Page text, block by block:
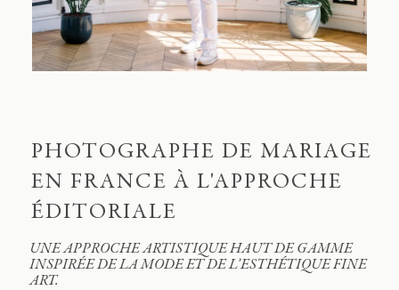
PHOTOGRAPHE DE MARIAGE
EN FRANCE À L'APPROCHE
ÉDITORIALE
UNE APPROCHE ARTISTIQUE HAUT DE GAMME
INSPIRÉE DE LA MODE ET DE L’ESTHÉTIQUE FINE
ART.
Contact